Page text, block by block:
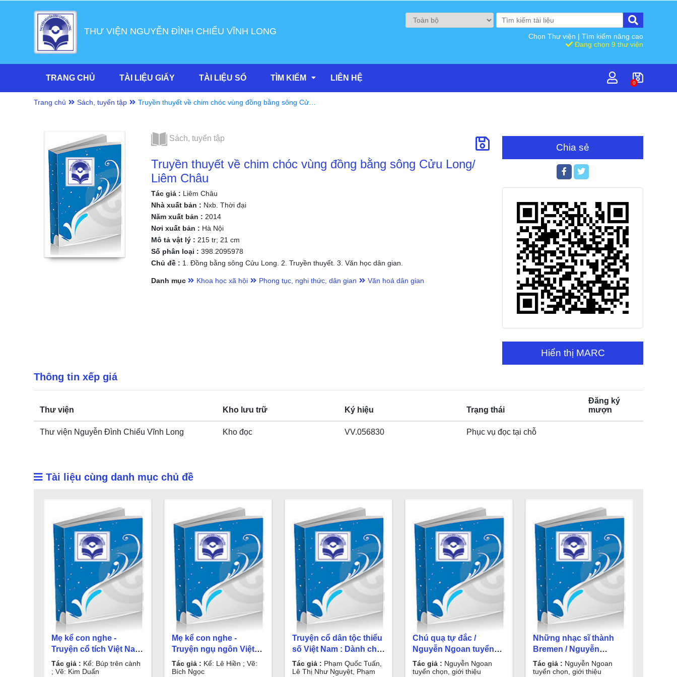
THƯ VIỆN NGUYỄN ĐÌNH CHIỂU VĨNH LONG
Chọn Thư viện | Tìm kiếm nâng cao
Đang chọn 9 thư viện
TRANG CHỦ TÀI LIỆU GIẤY TÀI LIỆU SỐ TÌM KIẾM LIÊN HỆ
0
Trang chủ Sách, tuyển tập
Truyền thuyết về chim chóc vùng đồng bằng sông Cửu
Sách, tuyển tập
Truyền thuyết về chim chóc vùng đồng bằng sông Cửu Long/
Liêm Châu
Tác giả : Liêm Châu
Nhà xuất bản : Nxb. Thời đại
Năm xuất bản : 2014
Nơi xuất bản : Hà Nội
Mô tả vật lý : 215 tr; 21 cm
Số phân loại : 398.2095978
Chủ đề : 1. Đồng bằng sông Cửu Long. 2. Truyền thuyết. 3. Văn học dân gian.
Danh mục Khoa học xã hội Phong tục, nghi thức, dân gian Văn hoá dân gian
Chia sẻ
Hiển thị MARC
Thông tin xếp giá
Thư viện Kho lưu trữ Ký hiệu Trạng thái
Đăng ký
mượn
Thư viện Nguyễn Đình Chiểu Vĩnh Long Kho đọc VV.056830 Phục vụ đọc tại chỗ
Tài liệu cùng danh mục chủ đề
Mẹ kể con nghe -
Truyện cổ tích Việt Nam
/ Kể: Búp trên cành ; Vẽ:
Kim Duẩn
Tác giả : Kể: Búp trên cành
; Vẽ: Kim Duẩn
Mẹ kể con nghe -
Truyện ngụ ngôn Việt
Nam / Kể: Lê Hiền ; Vẽ:
Bích Ngọc
Tác giả : Kể: Lê Hiền ; Vẽ:
Bích Ngọc
Truyện cổ dân tộc thiểu
số Việt Nam : Dành cho
thiếu nhi / Phạm Quốc
Tuấn, Lê Thị Như
Tác giả : Phạm Quốc Tuấn,
Lê Thị Như Nguyệt, Phạm
Chú quạ tự đắc /
Nguyễn Ngoan tuyển
chọn, giới thiệu
Tác giả : Nguyễn Ngoan
tuyển chọn, giới thiệu
Những nhạc sĩ thành
Bremen / Nguyễn
Ngoan tuyển chọn, giới
thiệu
Tác giả : Nguyễn Ngoan
tuyển chọn, giới thiệu